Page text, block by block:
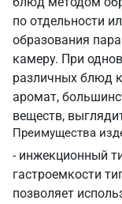
по отдельности
образования
камеру. При
различных блюд
аромат,
веществ,
Преимущества
- инжекционный
гастроемкости
позволяет